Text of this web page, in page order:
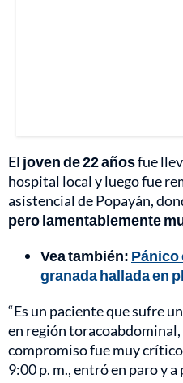
El joven de 22 añosfue
hospital local y luego fue
asistencial de Popayán,
pero lamentablemente
Vea también: Pánico
granada hallada en
“Es un paciente que sufre
en región toracoabdominal,
compromiso fue muy crítico
9:00 p. m., entró en paro y